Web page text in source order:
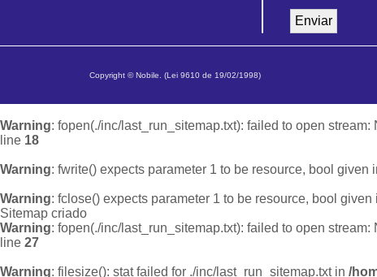
Copyright © Nobile. (Lei 9610 de 19/02/1998)
Warning: fopen(./inc/last_run_sitemap.txt): failed to open stream:
line 18
Warning: fwrite() expects parameter 1 to be resource, bool given
Warning: fclose() expects parameter 1 to be resource, bool given
Sitemap criado
Warning: fopen(./inc/last_run_sitemap.txt): failed to open stream:
line 27
Warning: filesize(): stat failed for ./inc/last_run_sitemap.txt in /